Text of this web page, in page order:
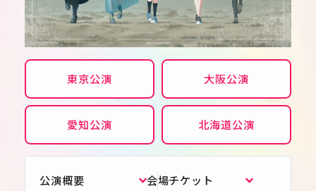
東京公演 大阪公演
愛知公演 北海道公演
公演概要
会場チケット